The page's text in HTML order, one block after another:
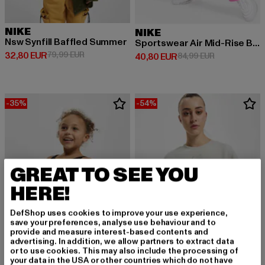
NIKE
Nsw Synfill Baffled Summer
32,80 EUR
Derzeitiger Preis: 32,80 EUR
79,99 EURAktionspreis: 79,99 EUR
NIKE
Sportswear Air Mid-Rise Breakaway Pants
40,80 EUR
Derzeitiger Preis: 40,80 EUR
84,99 EURAktionspreis:
-35% -54%
GREAT TO SEE YOU
HERE!
DefShop uses cookies to improve your use experience,
save your preferences, analyse use behaviour and to
provide and measure interest-based contents and
advertising. In addition, we allow partners to extract data
or to use cookies. This may also include the processing of
your data in the USA or other countries which do not have